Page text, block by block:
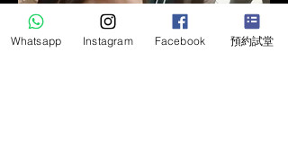
Whatsapp Instagram Facebook 預約試堂